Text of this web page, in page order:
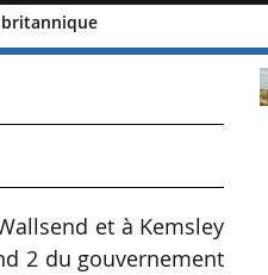
par le
et à Kemsley
2 du gouvernement